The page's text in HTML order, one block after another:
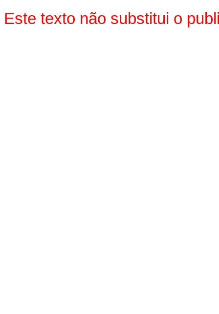
Este texto não substitui o